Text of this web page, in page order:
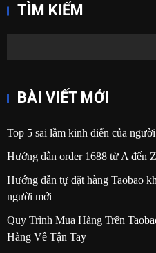
TÌM KIẾM
BÀI VIẾT MỚI
Top 5 sai lầm kinh điển của
Hướng dẫn order 1688 từ A đến
Hướng dẫn tự đặt hàng Taobao
người mới
Quy Trình Mua Hàng Trên
Hàng Về Tận Tay